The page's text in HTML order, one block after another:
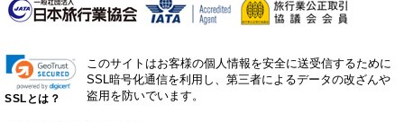
SSLとは？
このサイトはお客様の個人情報を安全に送受信するために
SSL暗号化通信を利用し、第三者によるデータの改ざんや
盗用を防いでいます。